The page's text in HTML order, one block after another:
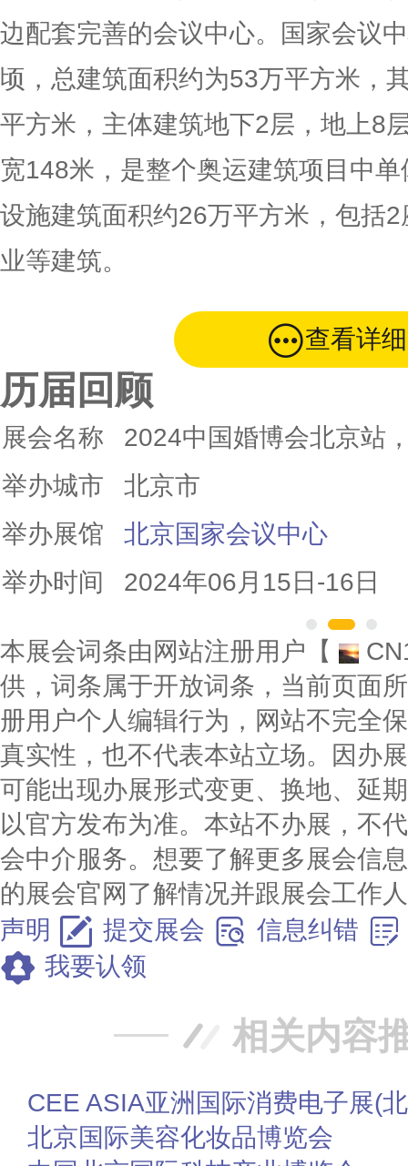
边配套完善的会议中心。国家会议
顷，总建筑面积约为53万平方米，
平方米，主体建筑地下2层，地上8
宽148米，是整个奥运建筑项目中
设施建筑面积约26万平方米，包括
业等建筑。
查看详细
历届回顾
展会名称
2024中国婚博会北京站
举办城市
北京市
举办展馆
北京国家会议中心
举办时间
2024年06月15日-16日
本展会词条由网站注册用户【
供，词条属于开放词条，当前页面
册用户个人编辑行为，网站不完全
真实性，也不代表本站立场。因办
可能出现办展形式变更、换地、延
以官方发布为准。本站不办展，不
会中介服务。想要了解更多展会信
的展会官网了解情况并跟展会工作
声明
提交展会 信息纠错
我要认领
相关内容
CEE ASIA亚洲国际消费电子展(
北京国际美容化妆品博览会